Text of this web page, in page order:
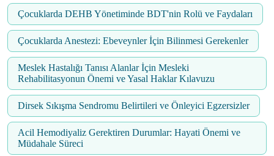
Çocuklarda DEHB Yönetiminde BDT'nin Rolü ve Faydaları
Çocuklarda Anestezi: Ebeveynler İçin Bilinmesi Gerekenler
Meslek Hastalığı Tanısı Alanlar İçin Mesleki
Rehabilitasyonun Önemi ve Yasal Haklar Kılavuzu
Dirsek Sıkışma Sendromu Belirtileri ve Önleyici Egzersizler
Acil Hemodiyaliz Gerektiren Durumlar: Hayati Önemi ve
Müdahale Süreci